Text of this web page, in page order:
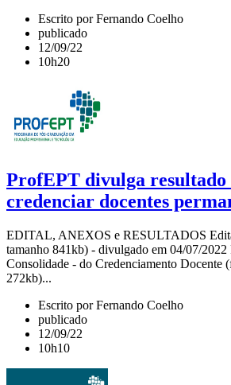
Escrito por Fernando Coelho
publicado
12/09/22
10h20
ProfEPT divulga
credenciar docentes
EDITAL, ANEXOS e RESULTADOS
tamanho 841kb) - divulgado em 04/07/2022
Consolidade - do Credenciamento Docente
272kb)...
Escrito por Fernando Coelho
publicado
12/09/22
10h10